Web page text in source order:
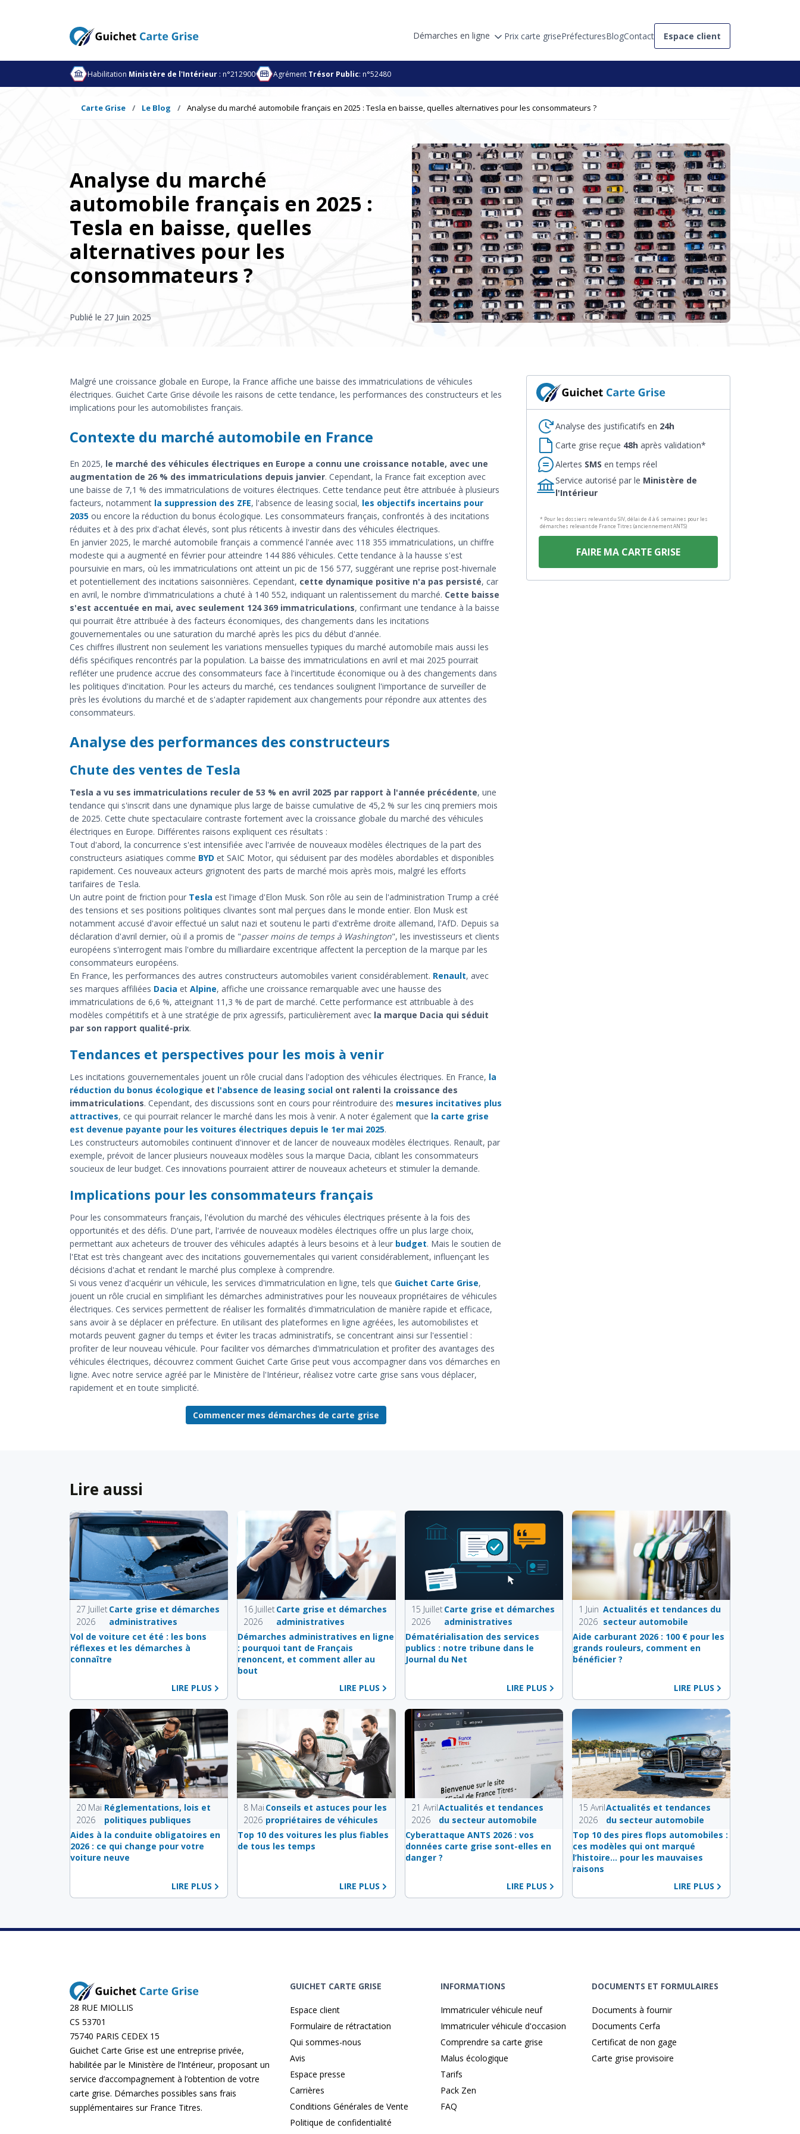
Démarches en ligne Prix carte grisePréfecturesBlogContact Espace client
Habilitation Ministère de l'Intérieur : n°212900 Agrément Trésor Public: n°52480
Carte Grise Le Blog Analyse du marché automobile français en 2025 : Tesla en baisse, quelles alternatives pour les consommateurs ?
Analyse du marché
automobile français en 2025 :
Tesla en baisse, quelles
alternatives pour les
consommateurs ?
Publié le 27 Juin 2025
Malgré une croissance globale en Europe, la France affiche une baisse des immatriculations de véhicules
électriques. Guichet Carte Grise dévoile les raisons de cette tendance, les performances des constructeurs et les
implications pour les automobilistes français.
Contexte du marché automobile en France
En 2025, le marché des véhicules électriques en Europe a connu une croissance notable, avec une
augmentation de 26 % des immatriculations depuis janvier. Cependant, la France fait exception avec
une baisse de 7,1 % des immatriculations de voitures électriques. Cette tendance peut être attribuée à plusieurs
facteurs, notamment la suppression des ZFE, l'absence de leasing social, les objectifs incertains pour
2035 ou encore la réduction du bonus écologique. Les consommateurs français, confrontés à des incitations
réduites et à des prix d'achat élevés, sont plus réticents à investir dans des véhicules électriques.
En janvier 2025, le marché automobile français a commencé l'année avec 118 355 immatriculations, un chiffre
modeste qui a augmenté en février pour atteindre 144 886 véhicules. Cette tendance à la hausse s'est
poursuivie en mars, où les immatriculations ont atteint un pic de 156 577, suggérant une reprise post-hivernale
et potentiellement des incitations saisonnières. Cependant, cette dynamique positive n'a pas persisté, car
en avril, le nombre d'immatriculations a chuté à 140 552, indiquant un ralentissement du marché. Cette baisse
s'est accentuée en mai, avec seulement 124 369 immatriculations, confirmant une tendance à la baisse
qui pourrait être attribuée à des facteurs économiques, des changements dans les incitations
gouvernementales ou une saturation du marché après les pics du début d'année.
Ces chiffres illustrent non seulement les variations mensuelles typiques du marché automobile mais aussi les
défis spécifiques rencontrés par la population. La baisse des immatriculations en avril et mai 2025 pourrait
refléter une prudence accrue des consommateurs face à l'incertitude économique ou à des changements dans
les politiques d'incitation. Pour les acteurs du marché, ces tendances soulignent l'importance de surveiller de
près les évolutions du marché et de s'adapter rapidement aux changements pour répondre aux attentes des
consommateurs.
Analyse des performances des constructeurs
Chute des ventes de Tesla
Tesla a vu ses immatriculations reculer de 53 % en avril 2025 par rapport à l'année précédente, une
tendance qui s'inscrit dans une dynamique plus large de baisse cumulative de 45,2 % sur les cinq premiers mois
de 2025. Cette chute spectaculaire contraste fortement avec la croissance globale du marché des véhicules
électriques en Europe. Différentes raisons expliquent ces résultats :
Tout d'abord, la concurrence s'est intensifiée avec l'arrivée de nouveaux modèles électriques de la part des
constructeurs asiatiques comme BYD et SAIC Motor, qui séduisent par des modèles abordables et disponibles
rapidement. Ces nouveaux acteurs grignotent des parts de marché mois après mois, malgré les efforts
tarifaires de Tesla.
Un autre point de friction pour Tesla est l'image d'Elon Musk. Son rôle au sein de l'administration Trump a créé
des tensions et ses positions politiques clivantes sont mal perçues dans le monde entier. Elon Musk est
notamment accusé d'avoir effectué un salut nazi et soutenu le parti d'extrême droite allemand, l'AfD. Depuis sa
déclaration d'avril dernier, où il a promis de "passer moins de temps à Washington", les investisseurs et clients
européens s'interrogent mais l'ombre du milliardaire excentrique affectent la perception de la marque par les
consommateurs européens.
En France, les performances des autres constructeurs automobiles varient considérablement. Renault, avec
ses marques affiliées Dacia et Alpine, affiche une croissance remarquable avec une hausse des
immatriculations de 6,6 %, atteignant 11,3 % de part de marché. Cette performance est attribuable à des
modèles compétitifs et à une stratégie de prix agressifs, particulièrement avec la marque Dacia qui séduit
par son rapport qualité-prix.
Tendances et perspectives pour les mois à venir
Les incitations gouvernementales jouent un rôle crucial dans l'adoption des véhicules électriques. En France, la
réduction du bonus écologique et l'absence de leasing social ont ralenti la croissance des
immatriculations. Cependant, des discussions sont en cours pour réintroduire des mesures incitatives plus
attractives, ce qui pourrait relancer le marché dans les mois à venir. A noter également que la carte grise
est devenue payante pour les voitures électriques depuis le 1er mai 2025.
Les constructeurs automobiles continuent d'innover et de lancer de nouveaux modèles électriques. Renault, par
exemple, prévoit de lancer plusieurs nouveaux modèles sous la marque Dacia, ciblant les consommateurs
soucieux de leur budget. Ces innovations pourraient attirer de nouveaux acheteurs et stimuler la demande.
Implications pour les consommateurs français
Pour les consommateurs français, l'évolution du marché des véhicules électriques présente à la fois des
opportunités et des défis. D'une part, l'arrivée de nouveaux modèles électriques offre un plus large choix,
permettant aux acheteurs de trouver des véhicules adaptés à leurs besoins et à leur budget. Mais le soutien de
l'Etat est très changeant avec des incitations gouvernementales qui varient considérablement, influençant les
décisions d'achat et rendant le marché plus complexe à comprendre.
Si vous venez d'acquérir un véhicule, les services d'immatriculation en ligne, tels que Guichet Carte Grise,
jouent un rôle crucial en simplifiant les démarches administratives pour les nouveaux propriétaires de véhicules
électriques. Ces services permettent de réaliser les formalités d'immatriculation de manière rapide et efficace,
sans avoir à se déplacer en préfecture. En utilisant des plateformes en ligne agréées, les automobilistes et
motards peuvent gagner du temps et éviter les tracas administratifs, se concentrant ainsi sur l'essentiel :
profiter de leur nouveau véhicule. Pour faciliter vos démarches d'immatriculation et profiter des avantages des
véhicules électriques, découvrez comment Guichet Carte Grise peut vous accompagner dans vos démarches en
ligne. Avec notre service agréé par le Ministère de l'Intérieur, réalisez votre carte grise sans vous déplacer,
rapidement et en toute simplicité.
Commencer mes démarches de carte grise
Analyse des justificatifs en 24h
Carte grise reçue 48haprès validation*
Alertes SMS en temps réel
Service autorisé par le Ministère de
l'Intérieur
* Pour les dossiers relevant du SIV, délai de 4 à 6 semaines pour les
démarches relevant de France Titres (anciennement ANTS)
FAIRE MA CARTE GRISE
Lire aussi
27 Juillet
2026
Carte grise et démarches
administratives
Vol de voiture cet été : les bons
réflexes et les démarches à
connaître
LIRE PLUS
16 Juillet
2026
Carte grise et démarches
administratives
Démarches administratives en ligne
: pourquoi tant de Français
renoncent, et comment aller au
bout
LIRE PLUS
15 Juillet
2026
Carte grise et démarches
administratives
Dématérialisation des services
publics : notre tribune dans le
Journal du Net
LIRE PLUS
1 Juin
2026
Actualités et tendances du
secteur automobile
Aide carburant 2026 : 100 € pour les
grands rouleurs, comment en
bénéficier ?
LIRE PLUS
20 Mai
2026
Réglementations, lois et
politiques publiques
Aides à la conduite obligatoires en
2026 : ce qui change pour votre
voiture neuve
LIRE PLUS
8 Mai
2026
Conseils et astuces pour les
propriétaires de véhicules
Top 10 des voitures les plus fiables
de tous les temps
LIRE PLUS
21 Avril
2026
Actualités et tendances
du secteur automobile
Cyberattaque ANTS 2026 : vos
données carte grise sont-elles en
danger ?
LIRE PLUS
15 Avril
2026
Actualités et tendances
du secteur automobile
Top 10 des pires flops automobiles :
ces modèles qui ont marqué
l’histoire… pour les mauvaises
raisons
LIRE PLUS
28 RUE MIOLLIS
CS 53701
75740 PARIS CEDEX 15
Guichet Carte Grise est une entreprise privée,
habilitée par le Ministère de l’Intérieur, proposant un
service d’accompagnement à l’obtention de votre
carte grise. Démarches possibles sans frais
supplémentaires sur France Titres.
GUICHET CARTE GRISE
Espace client
Formulaire de rétractation
Qui sommes-nous
Avis
Espace presse
Carrières
Conditions Générales de Vente
Politique de confidentialité
INFORMATIONS
Immatriculer véhicule neuf
Immatriculer véhicule d'occasion
Comprendre sa carte grise
Malus écologique
Tarifs
Pack Zen
FAQ
DOCUMENTS ET FORMULAIRES
Documents à fournir
Documents Cerfa
Certificat de non gage
Carte grise provisoire